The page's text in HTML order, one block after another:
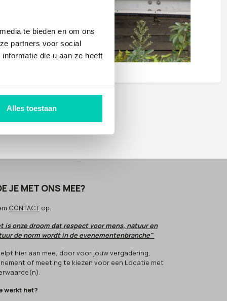
te bieden en om ons
partners voor social
die u aan ze heeft
Alles toestaan
JE MET ONS MEE?
CONTACTop.
is onze droom dat respect voor mens, natuur en
de norm wordt in de evenementenbranche"
hier aan mee, door voor jouw vergadering,
of meeting te kiezen voor een Locatie met
werkt het?